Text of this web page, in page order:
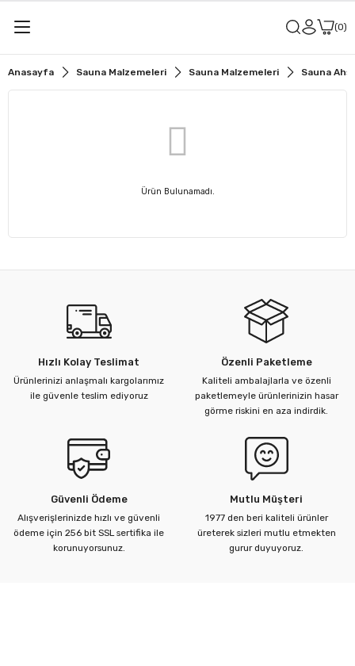
0
Anasayfa Sauna Malzemeleri Sauna Malzemeleri Sauna
Ürün Bulunamadı.
Hızlı Kolay Teslimat
Ürünlerinizi anlaşmalı kargolarımız
ile güvenle teslim ediyoruz
Özenli Paketleme
Kaliteli ambalajlarla ve özenli
paketlemeyle ürünlerinizin hasar
görme riskini en aza indirdik.
Güvenli Ödeme
Alışverişlerinizde hızlı ve güvenli
ödeme için 256 bit SSL sertifika ile
korunuyorsunuz.
Mutlu Müşteri
1977 den beri kaliteli ürünler
üreterek sizleri mutlu etmekten
gurur duyuyoruz.